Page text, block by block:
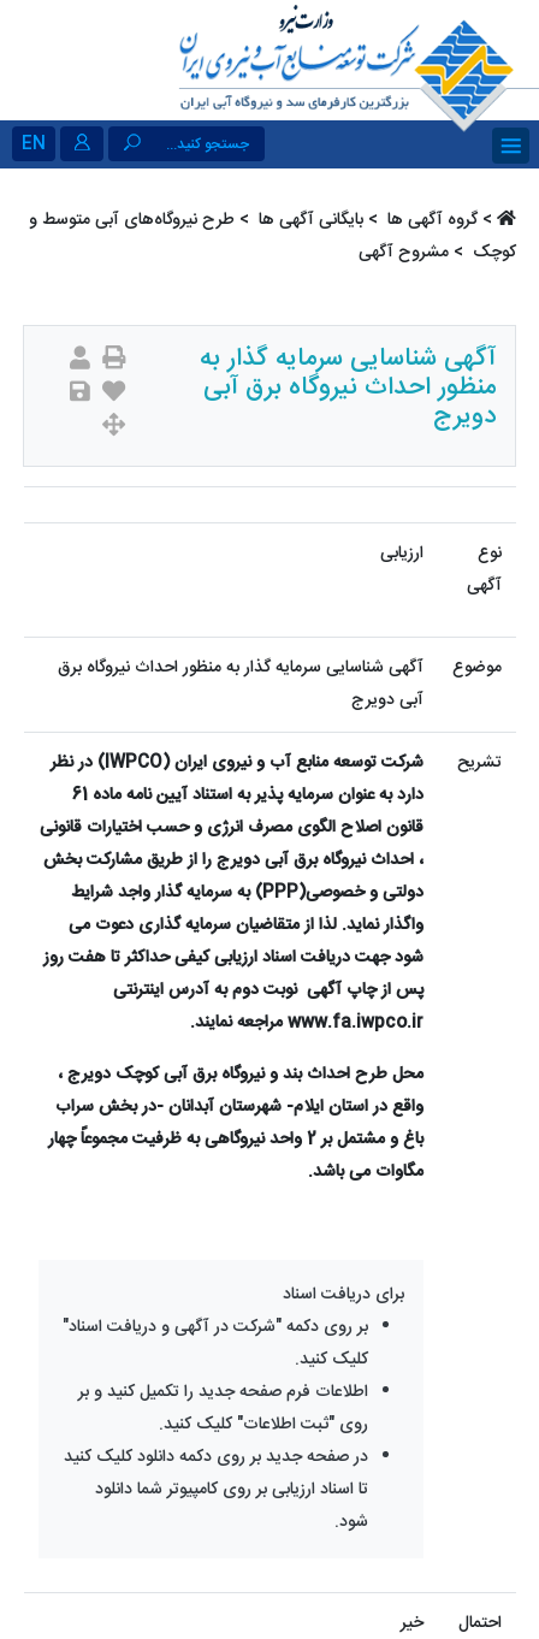
EN جستجو کنید...
>گروه آگهی ها ‏ >بایگانی آگهی ها ‏ > طرح نیروگاه‌های آبی متوسط و
کوچک ‏ > مشروح آگهی
آگهی شناسایی سرمایه گذار به
منظور احداث نیروگاه برق آبی
دویرج
نوع
آگهی
ارزیابی
موضوع
آگهی شناسایی سرمایه گذار به منظور احداث نیروگاه برق
آبی دویرج
تشریح شرکت توسعه منابع آب و نیروی ایران (IWPCO) در نظر
دارد به عنوان سرمایه پذیر به استناد آیین نامه ماده 61
قانون اصلاح الگوی مصرف انرژی و حسب اختیارات قانونی
، احداث نیروگاه برق آبی دویرج را از طریق مشارکت بخش
دولتی و خصوصی(PPP) به سرمایه گذار واجد شرایط
واگذار نماید. لذا از متقاضیان سرمایه گذاری دعوت می
شود جهت دریافت اسناد ارزیابی کیفی حداکثر تا هفت روز
پس از چاپ آگهی نوبت دوم به آدرس اینترنتی
www.fa.iwpco.irمراجعه نمایند.
محل طرح احداث بند و نیروگاه برق آبی کوچک دویرج ،
واقع در استان ایلام- شهرستان آبدانان -در بخش سراب
باغ و مشتمل بر 2 واحد نیروگاهی به ظرفیت مجموعاً چهار
مگاوات می باشد.
برای دریافت اسناد
بر روی دکمه "شرکت در آگهی و دریافت اسناد"
کلیک کنید.
اطلاعات فرم صفحه جدید را تکمیل کنید و بر
روی "ثبت اطلاعات" کلیک کنید.
در صفحه جدید بر روی دکمه دانلود کلیک کنید
تا اسناد ارزیابی بر روی کامپیوتر شما دانلود
شود.
احتمال
خیر